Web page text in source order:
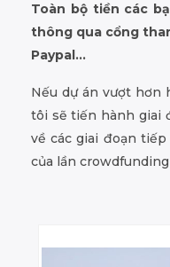
Toàn bộ tiền các
thông qua cổng
Paypal…
Nếu dự án vượt hơn
tôi sẽ tiến hành giai
về các giai đoạn
của lần